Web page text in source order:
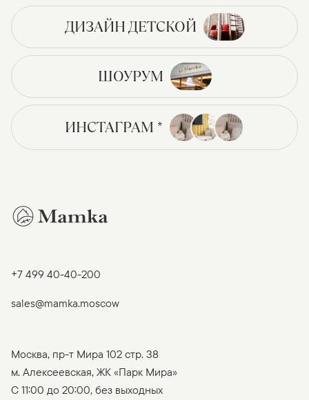
ДИЗАЙН ДЕТСКОЙ
ШОУРУМ
ИНСТАГРАМ *
+7 499 40-40-200
sales@mamka.moscow
Москва, пр-т Мира 102 стр. 38
м. Алексеевская, ЖК «Парк Мира»
C 11:00 до 20:00, без выходных